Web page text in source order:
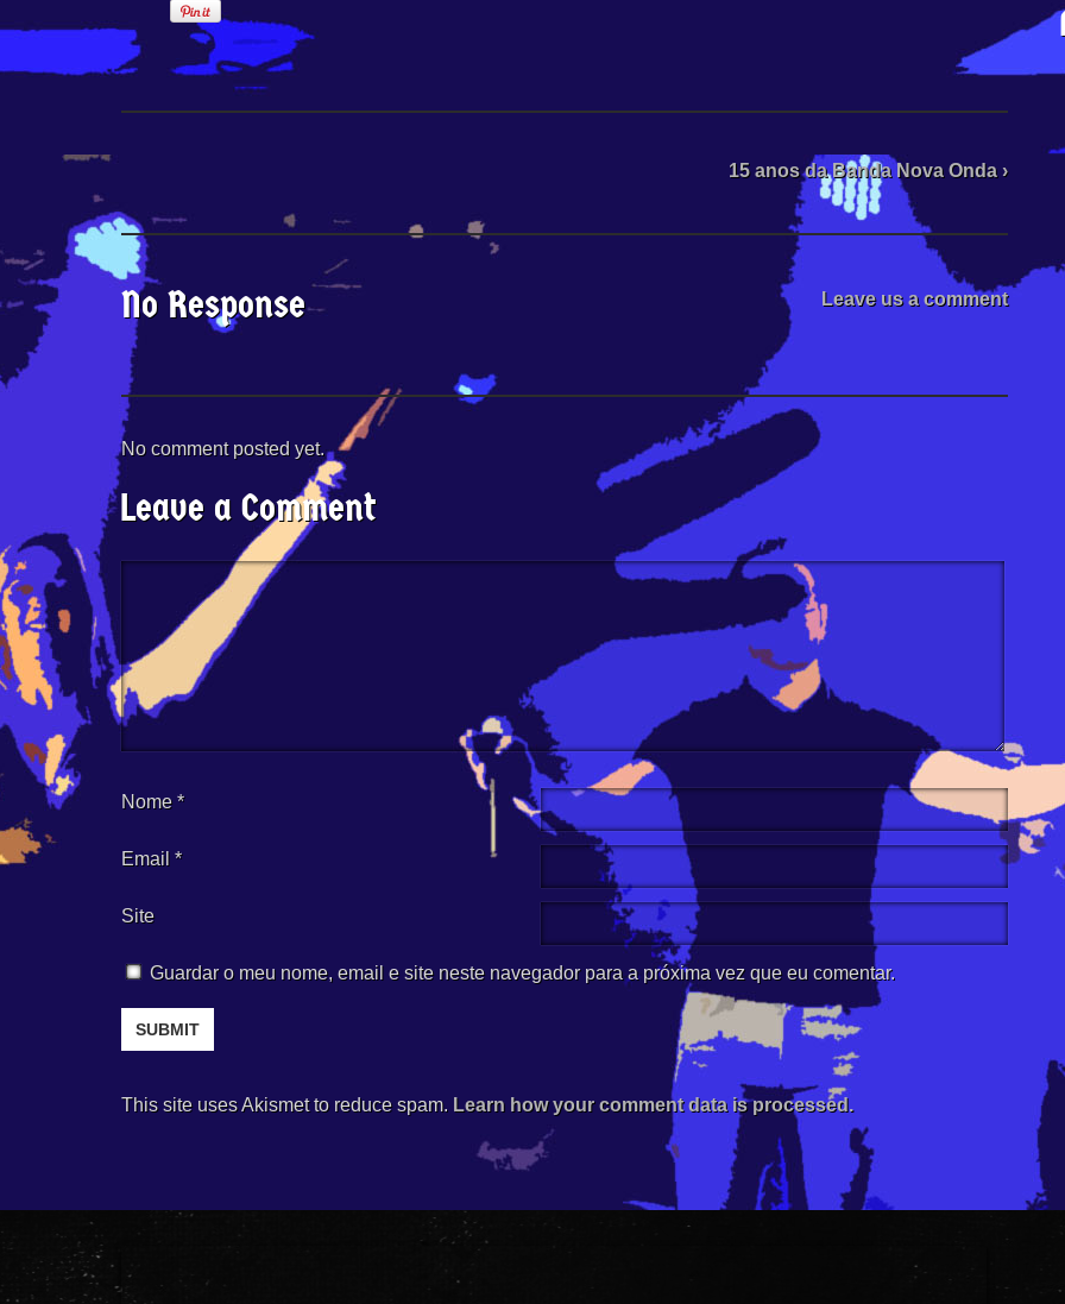
15 anos da Banda Nova Onda ›
No Response Leave us a comment
No comment posted yet.
Leave a Comment
Nome *
Email *
Site
Guardar o meu nome, email e site neste navegador para a próxima vez que eu comentar.
This site uses Akismet to reduce spam. Learn how your comment data is processed.